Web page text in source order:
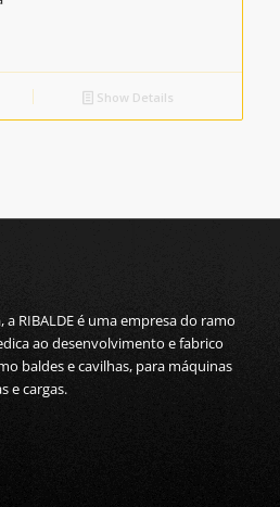
Show Details
RIBALDE é uma empresa do ramo
ao desenvolvimento e fabrico
baldes e cavilhas, para máquinas
e cargas.